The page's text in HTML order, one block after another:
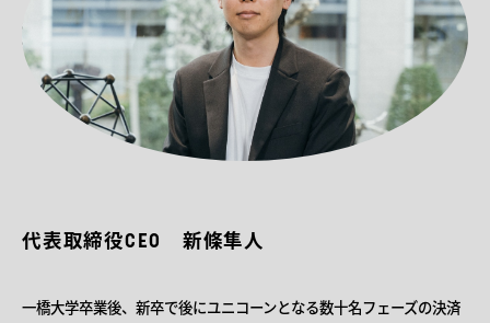
代表取締役CEO 新條隼人
一橋大学卒業後、新卒で後にユニコーンとなる数十名フェーズの決済